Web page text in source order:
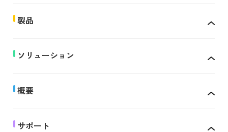
製品
ソリューション
概要
サポート